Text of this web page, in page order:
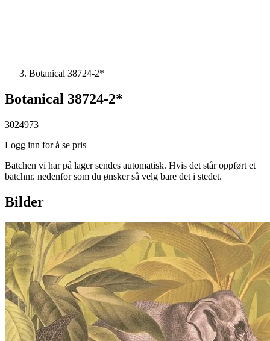
Botanical 38724-2*
Botanical 38724-2*
3024973
Logg inn for å se pris
Batchen vi har på lager sendes automatisk. Hvis det står oppført et
batchnr. nedenfor som du ønsker så velg bare det i stedet.
Bilder